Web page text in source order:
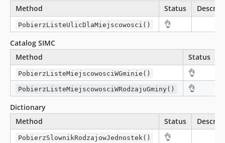
Method
Status
PobierzListeUlicDlaMiejscowosci()
👌
Catalog SIMC
Method
Status
PobierzListeMiejscowosciWGminie() 👌
PobierzListeMiejscowosciWRodzajuGminy()
👌
Dictionary
Method
Status
PobierzSlownikRodzajowJednostek() 👌